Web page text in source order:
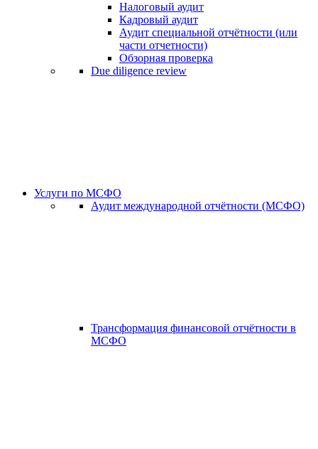
Налоговый аудит
Кадровый аудит
Аудит специальной отчётности (или
части отчетности)
Обзорная проверка
Due diligence review
Услуги по МСФО
Аудит международной отчётности (МСФО)
Трансформация финансовой отчётности в
МСФО